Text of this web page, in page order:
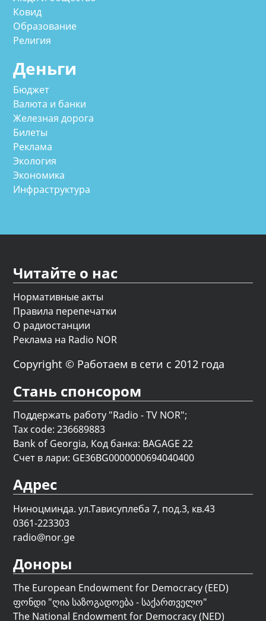
Ковид
Образование
Религия
Деньги
Бюджет
Валюта и банки
Железная дорога
Билеты
Реклама
Экология
Экономика
Инфраструктура
Читайте о нас
Нормативные акты
Правила перепечатки
О радиостанции
Реклама на Radio NOR
Copyright © Работаем в сети с 2012 года
Стань спонсором
Поддержать работу "Radio - TV NOR";
Tax code: 236689883
Bank of Georgia, Код банка: BAGAGE 22
Счет в лари: GE36BG0000000694040400
Адрес
Ниноцминда. ул.Тависуплеба 7, под.3, кв.43
0361-223303
radio@nor.ge
Доноры
The European Endowment for Democracy (EED)
ფონდი "ღია საზოგადოება - საქართველო"
The National Endowment for Democracy (NED)